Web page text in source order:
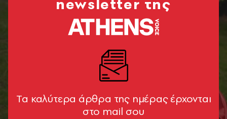
newsletter της
Tα καλύτερα άρθρα της ημέρας έρχονται
στο mail σου